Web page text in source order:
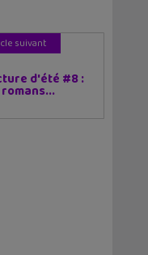
suivant
d'été #8 :